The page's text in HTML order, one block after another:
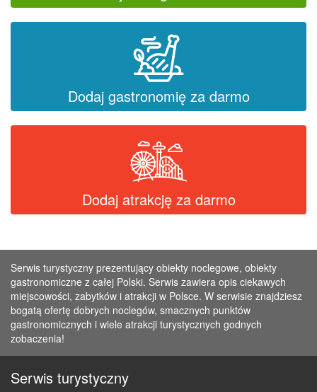
Dodaj gastronomię za darmo
Dodaj atrakcję za darmo
Serwis turystyczny prezentujący obiekty noclegowe, obiekty
gastronomiczne z całej Polski. Serwis zawiera opis ciekawych
miejscowości, zabytków i atrakcji w Polsce. W serwisie znajdziesz
bogatą ofertę dobrych noclegów, smacznych punktów
gastronomicznych i wiele atrakcji turystycznych godnych
zobaczenia!
Serwis turystyczny